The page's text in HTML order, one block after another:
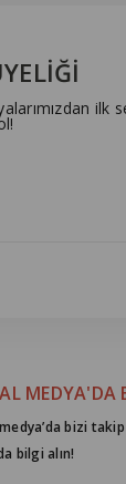
ilk
MEDYA'DA
bizi
bilgi alın!